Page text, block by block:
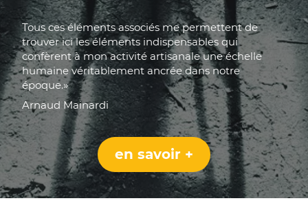
Tous ces éléments associés me permettent de
trouver ici les éléments indispensables qui
confèrent à mon activité artisanale une échelle
humaine véritablement ancrée dans notre
époque.»
Arnaud Mainardi
en savoir +